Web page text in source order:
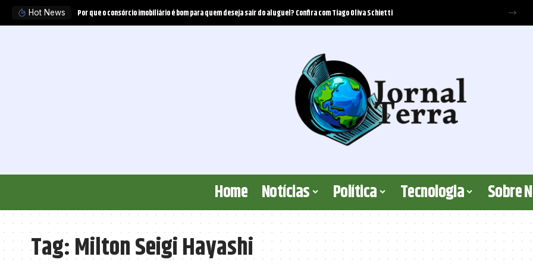
Hot News Por que o consórcio imobiliário é bom para quem deseja sair do aluguel? Confira com Tiago Oliva Schietti
Home Notícias Política Tecnologia Sobre
Tag:Milton Seigi Hayashi